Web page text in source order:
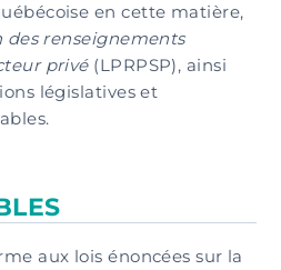
en cette matière,
des renseignements
privé(LPRPSP), ainsi
législatives et
aux lois énoncées sur la